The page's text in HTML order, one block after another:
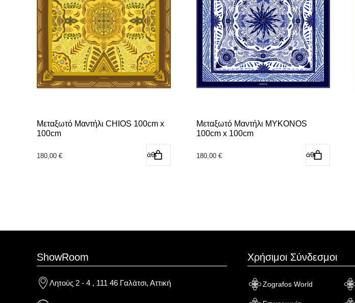
Μεταξωτό Μαντήλι CHIOS 100cm x
100cm
180,00 € Προσθήκη στο καλάθι
Μεταξωτό Μαντήλι MYKONOS
100cm x 100cm
180,00 € Προσθήκη στο καλάθι
ShowRoom
Λητούς 2 - 4 , 111 46 Γαλάτσι, Αττική
Χρήσιμοι Σύνδεσμοι
Zografos World